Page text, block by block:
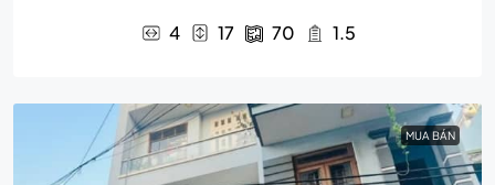
4 17 70 1.5
MUA BÁN